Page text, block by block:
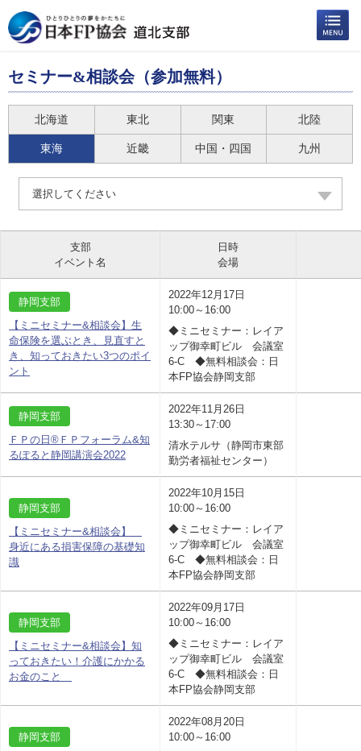
セミナー&相談会（参加無料）
北海道 東北 関東 北陸
東海 近畿 中国・四国 九州
選択してください
支部
イベント名
日時
会場
静岡支部
【ミニセミナー&相談会】生
命保険を選ぶとき、見直すと
き、知っておきたい3つのポイ
ント
2022年12月17日
10:00～16:00
◆ミニセミナー：レイア
ップ御幸町ビル 会議室
6-C ◆無料相談会：日
本FP協会静岡支部
静岡支部
ＦＰの日®ＦＰフォーラム&知
るぽると静岡講演会2022
2022年11月26日
13:30～17:00
清水テルサ（静岡市東部
勤労者福祉センター）
静岡支部
【ミニセミナー&相談会】
身近にある損害保障の基礎知
識
2022年10月15日
10:00～16:00
◆ミニセミナー：レイア
ップ御幸町ビル 会議室
6-C ◆無料相談会：日
本FP協会静岡支部
静岡支部
【ミニセミナー&相談会】知
っておきたい！介護にかかる
お金のこと
2022年09月17日
10:00～16:00
◆ミニセミナー：レイア
ップ御幸町ビル 会議室
6-C ◆無料相談会：日
本FP協会静岡支部
静岡支部
2022年08月20日
10:00～16:00